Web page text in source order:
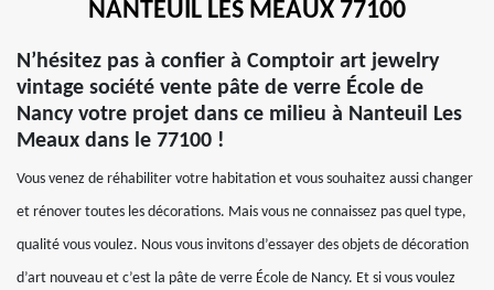
NANTEUIL LES MEAUX 77100
N’hésitez pas à confier à Comptoir art jewelry
vintage société vente pâte de verre École de
Nancy votre projet dans ce milieu à Nanteuil Les
Meaux dans le 77100 !
Vous venez de réhabiliter votre habitation et vous souhaitez aussi changer
et rénover toutes les décorations. Mais vous ne connaissez pas quel type,
qualité vous voulez. Nous vous invitons d’essayer des objets de décoration
d’art nouveau et c’est la pâte de verre École de Nancy. Et si vous voulez